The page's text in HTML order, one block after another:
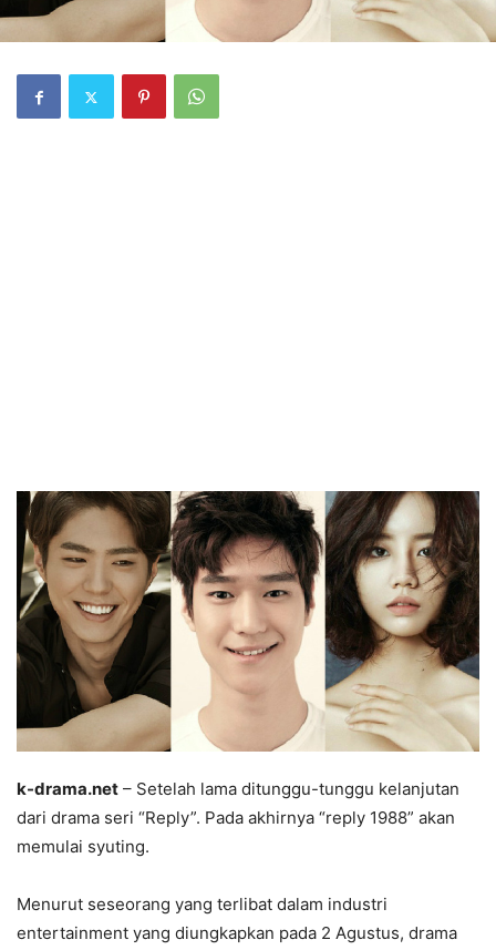
k-drama.net – Setelah lama ditunggu-tunggu kelanjutan
dari drama seri “Reply”. Pada akhirnya “reply 1988” akan
memulai syuting.
Menurut seseorang yang terlibat dalam industri
entertainment yang diungkapkan pada 2 Agustus, drama